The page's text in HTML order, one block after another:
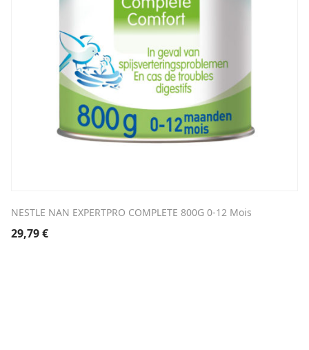
NESTLE NAN EXPERTPRO COMPLETE 800G 0-12 Mois
29,79€